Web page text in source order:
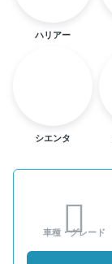
ハリアー
シエンタ
車種・グレード